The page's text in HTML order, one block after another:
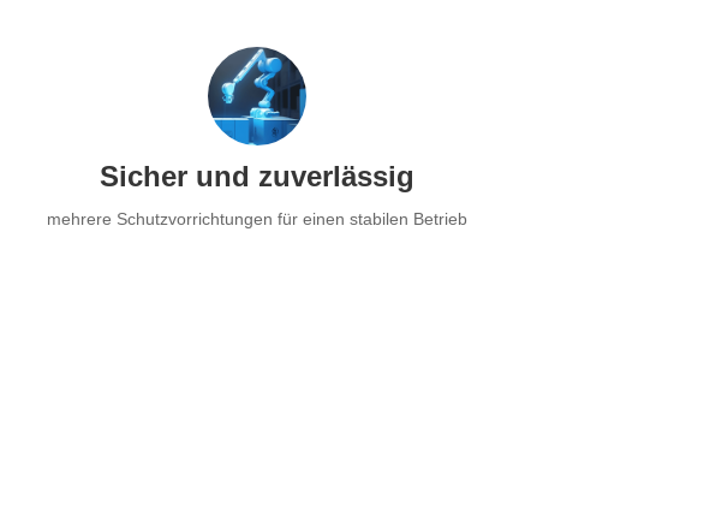
Sicher und zuverlässig
mehrere Schutzvorrichtungen für einen stabilen Betrieb